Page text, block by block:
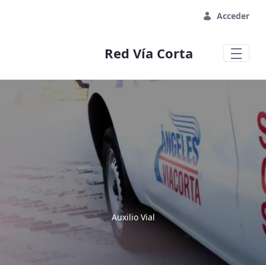
Acceder
Red Vía Corta
Auxilio Vial